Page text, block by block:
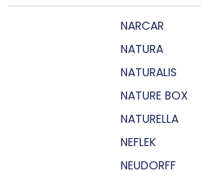
NARCAR
NATURA
NATURALIS
NATURE BOX
NATURELLA
NEFLEK
NEUDORFF